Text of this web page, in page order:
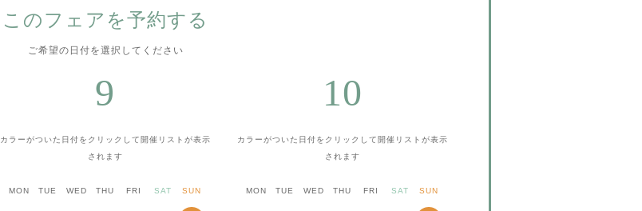
このフェアを予約する
ご希望の日付を選択してください
9
カラーがついた日付をクリックして 開催リストが表示
されます
MON TUE WED THU FRI SAT SUN
10
カラーがついた日付をクリックして 開催リストが表示
されます
MON TUE WED THU FRI SAT SUN